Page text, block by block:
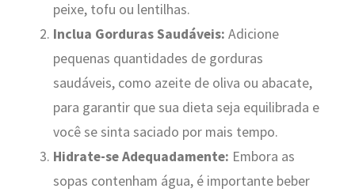
peixe, tofu ou lentilhas.
Inclua Gorduras Saudáveis: Adicione
pequenas quantidades de gorduras
saudáveis, como azeite de oliva ou abacate,
para garantir que sua dieta seja equilibrada e
você se sinta saciado por mais tempo.
Hidrate-se Adequadamente: Embora as
sopas contenham água, é importante beber